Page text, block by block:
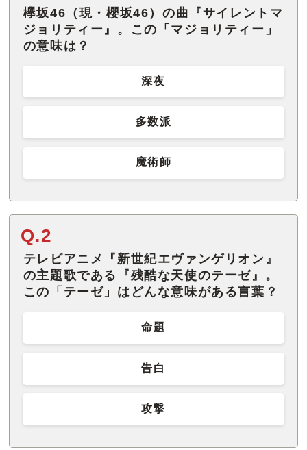
欅坂46（現・櫻坂46）の曲『サイレントマ
ジョリティー』。この「マジョリティー」
の意味は？
深夜
多数派
魔術師
Q.2
テレビアニメ『新世紀エヴァンゲリオン』
の主題歌である『残酷な天使のテーゼ』。
この「テーゼ」はどんな意味がある言葉？
命題
告白
攻撃